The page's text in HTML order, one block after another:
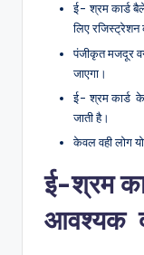
ई- श्रम कार्ड
लिए
पंजीकृत मजदूर
जाएगा।
ई- श्रम कार्ड के
जाती है।
केवल वही लोग
ई-श्रम
आवश्यक